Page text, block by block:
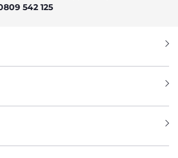
542 125